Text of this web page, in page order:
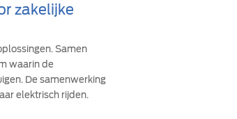
zakelijke
Samen
waarin de
De samenwerking
elektrisch rijden.